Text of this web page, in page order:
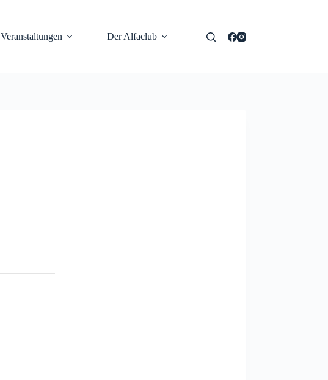
Veranstaltungen Der Alfaclub